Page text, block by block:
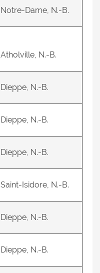
Notre-Dame, N.-B.
Atholville, N.-B.
Dieppe, N.-B.
Dieppe, N.-B.
Dieppe, N.-B.
Saint-Isidore, N.-B.
Dieppe, N.-B.
Dieppe, N.-B.